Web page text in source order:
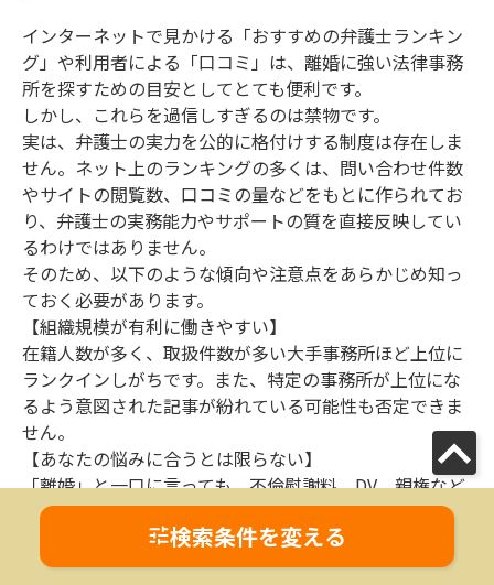
インターネットで見かける「おすすめの弁護士ランキン
グ」や利用者による「口コミ」は、離婚に強い法律事務
所を探すための目安としてとても便利です。
しかし、これらを過信しすぎるのは禁物です。
実は、弁護士の実力を公的に格付けする制度は存在しま
せん。ネット上のランキングの多くは、問い合わせ件数
やサイトの閲覧数、口コミの量などをもとに作られてお
り、弁護士の実務能力やサポートの質を直接反映してい
るわけではありません。
そのため、以下のような傾向や注意点をあらかじめ知っ
ておく必要があります。
【組織規模が有利に働きやすい】
在籍人数が多く、取扱件数が多い大手事務所ほど上位に
ランクインしがちです。また、特定の事務所が上位にな
るよう意図された記事が紛れている可能性も否定できま
せん。
【あなたの悩みに合うとは限らない】
「離婚」と一口に言っても、不倫慰謝料、DV、親権など
専門分野は細かく分かれます。総合順位が高いからとい
って、あなたが抱える特定のトラブルに強いとは限りま
せん。
検索条件を変える